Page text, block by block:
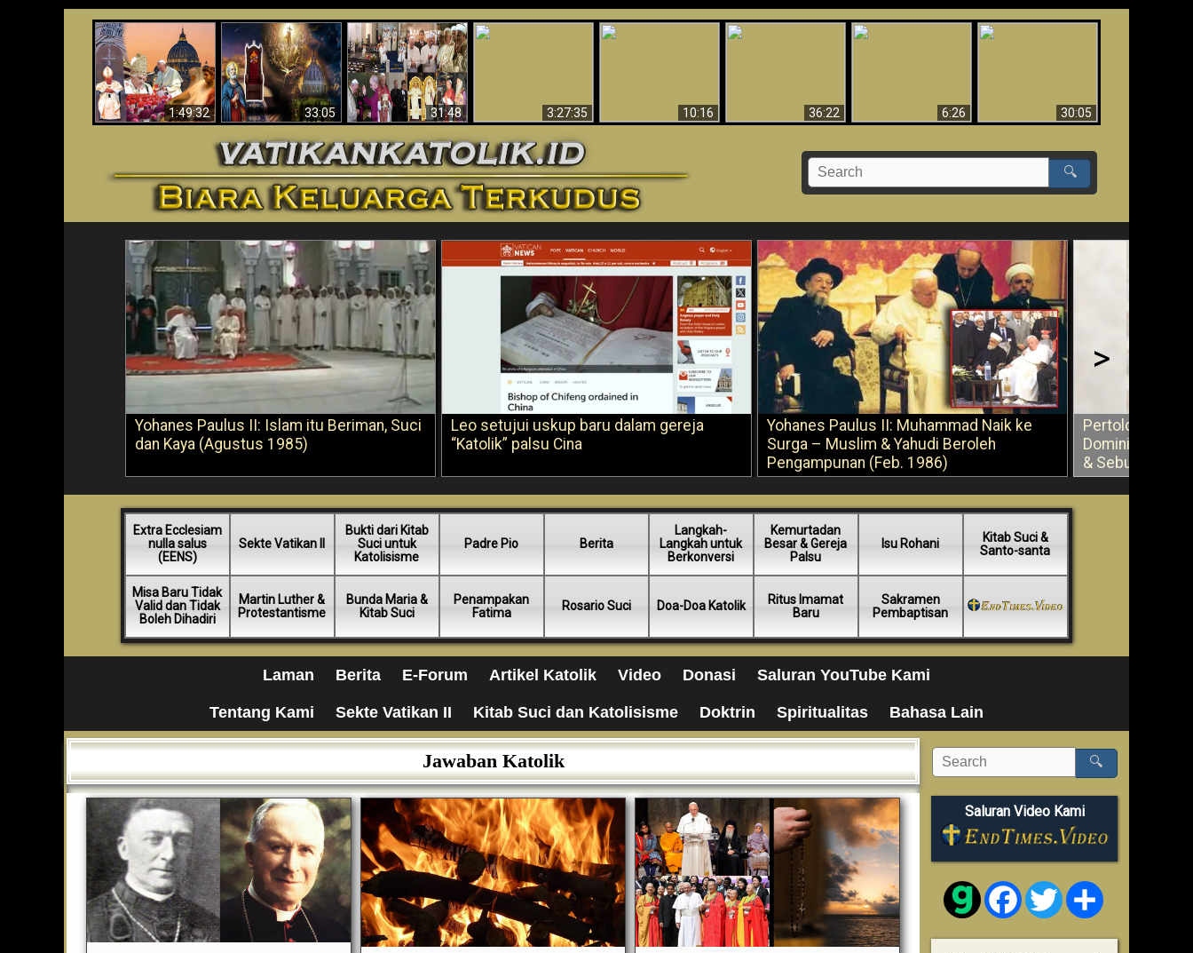
1:49:32
Wahyu di Vatikan
Sekarang
33:05
Apakah Alkitab
Memprediksikan 70
Tahun Tanpa
Seorang Paus?
31:48
Vatikan II Adalah
Agama Baru
3:27:35
Video (Edisi Final)
10:16
36:22
6:26
30:05
🔍
Yohanes Paulus II: Islam itu Beriman, Suci
dan Kaya (Agustus 1985)
Leo setujui uskup baru dalam gereja
“Katolik” palsu Cina
Yohanes Paulus II: Muhammad Naik ke
Surga – Muslim & Yahudi Beroleh
Pengampunan (Feb. 1986)
Pertolongan
Dominikus
& Sebuah Saran
>
Extra Ecclesiam
nulla salus
(EENS)
Sekte Vatikan II
Bukti dari Kitab
Suci untuk
Katolisisme
Padre Pio Berita
Langkah-
Langkah untuk
Berkonversi
Kemurtadan
Besar & Gereja
Palsu
Isu Rohani
Kitab Suci &
Santo-santa
Misa Baru Tidak
Valid dan Tidak
Boleh Dihadiri
Martin Luther &
Protestantisme
Bunda Maria &
Kitab Suci
Penampakan
Fatima
Rosario Suci Doa-Doa Katolik
Ritus Imamat
Baru
Sakramen
Pembaptisan
Laman Berita E-Forum Artikel Katolik Video Donasi Saluran YouTube Kami
Tentang Kami Sekte Vatikan II Kitab Suci dan Katolisisme Doktrin Spiritualitas Bahasa Lain
Jawaban Katolik 🔍
Saluran Video Kami
FacebookTwitter